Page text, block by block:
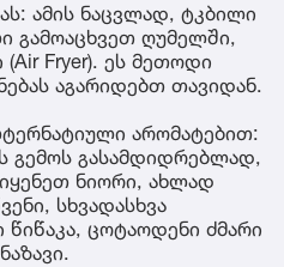
ამის ნაცვლად, ტკბილი
გამოაცხვეთ ღუმელში,
Fryer). ეს მეთოდი
აგარიდებთ თავიდან.
არომატებით:
გემოს გასამდიდრებლად,
ნიორი, ახლად
სხვადასხვა
წიწაკა, ცოტაოდენი ძმარი